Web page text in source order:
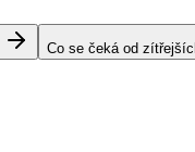
Co se čeká od